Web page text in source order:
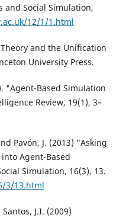
and Social Simulation,
12/1/1.html
and the Unification
University Press.
"Agent-Based Simulation
Review, 19(1), 3–
Pavón, J. (2013) "Asking
Agent-Based
Simulation, 16(3), 13.
3/13.html
J.I. (2009)